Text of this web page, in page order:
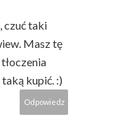
czuć taki
Masz tę
kupić. :)
Odpowiedz